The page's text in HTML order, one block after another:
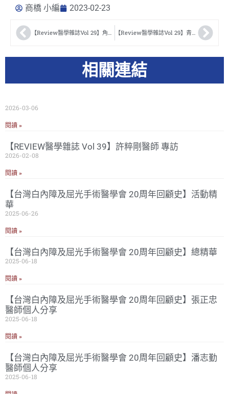
商橋 小編 2023-02-23
【Review醫學雜誌Vol 29】角膜塑型術壓的回來嗎?! 李揚銘醫師專訪 【Review醫學雜誌Vol 29】青光眼用藥安全馬虎不得 陳怡君醫師專訪
相關連結
2026-03-06
閱讀 »
【REVIEW醫學雜誌 Vol 39】許粹剛醫師 專訪
2026-02-08
閱讀 »
【台灣白內障及屈光手術醫學會 20周年回顧史】活動精
華
2025-06-26
閱讀 »
【台灣白內障及屈光手術醫學會 20周年回顧史】總精華
2025-06-18
閱讀 »
【台灣白內障及屈光手術醫學會 20周年回顧史】張正忠
醫師個人分享
2025-06-18
閱讀 »
【台灣白內障及屈光手術醫學會 20周年回顧史】潘志勤
醫師個人分享
2025-06-18